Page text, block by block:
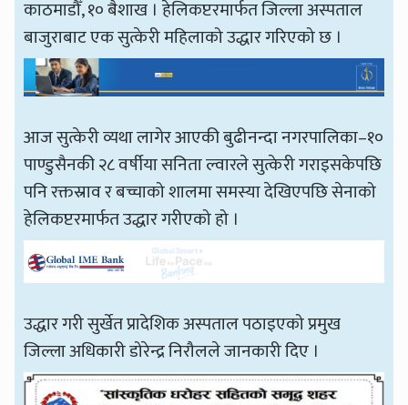
काठमाडौँ, १० बैशाख । हेलिकप्टरमार्फत जिल्ला अस्पताल
बाजुराबाट एक सुत्केरी महिलाको उद्धार गरिएको छ ।
आज सुत्केरी व्यथा लागेर आएकी बुढीनन्दा नगरपालिका–१०
पाण्डुसैनकी २८ वर्षीया सनिता ल्वारले सुत्केरी गराइसकेपछि
पनि रक्तस्राव र बच्चाको शालमा समस्या देखिएपछि सेनाको
हेलिकप्टरमार्फत उद्धार गरीएको हो ।
उद्धार गरी सुर्खेत प्रादेशिक अस्पताल पठाइएको प्रमुख
जिल्ला अधिकारी डोरेन्द्र निरौलले जानकारी दिए ।